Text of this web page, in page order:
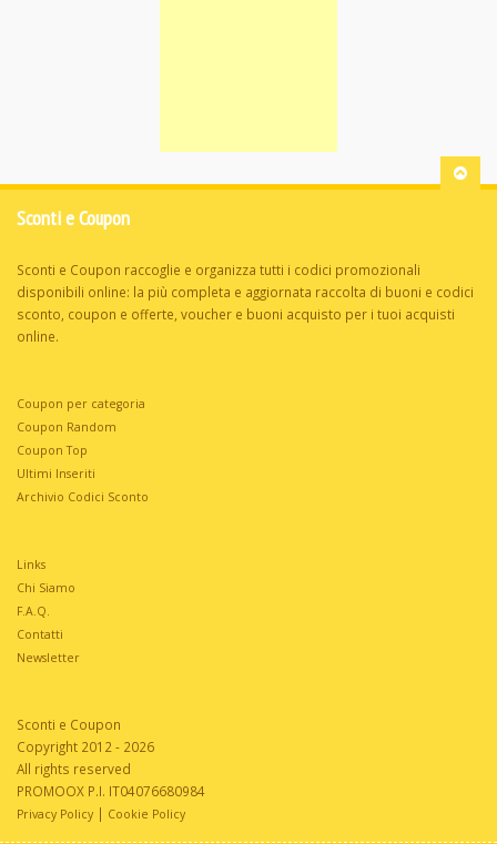
Sconti e Coupon
Sconti e Coupon raccoglie e organizza tutti i codici promozionali
disponibili online: la più completa e aggiornata raccolta di buoni e codici
sconto, coupon e offerte, voucher e buoni acquisto per i tuoi acquisti
online.
Coupon per categoria
Coupon Random
Coupon Top
Ultimi Inseriti
Archivio Codici Sconto
Links
Chi Siamo
F.A.Q.
Contatti
Newsletter
Sconti e Coupon
Copyright 2012 - 2026
All rights reserved
PROMOOX P.I. IT04076680984
Privacy Policy | Cookie Policy